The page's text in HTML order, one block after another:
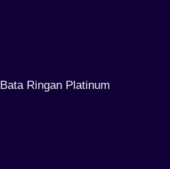
Bata Ringan Platinum